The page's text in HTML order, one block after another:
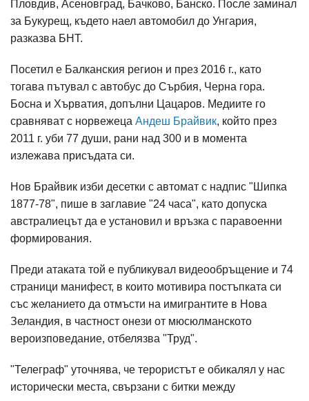
Пловдив, Асеновград, Бачково, Банско. После заминал
за Букурещ, където наел автомобил до Унгария,
разказва БНТ.
Посетил е Балканския регион и през 2016 г., като
тогава пътувал с автобус до Сърбия, Черна гора.
Босна и Хърватия, допълни Цацаров. Медиите го
сравняват с норвежеца Андеш Брайвик, който през
2011 г. уби 77 души, рани над 300 и в момента
излежава присъдата си.
Нов Брайвик изби десетки с автомат с надпис "Шипка
1877-78", пише в заглавие "24 часа", като допуска
австралиецът да е установил и връзка с паравоенни
формирования.
Преди атаката той е публикувал видеообръщение и 74
страници манифест, в които мотивира постъпката си
със желанието да отмъсти на имигрантите в Нова
Зеландия, в частност онези от мюсюлманското
вероизповедание, отбелязва "Труд".
"Телеграф" уточнява, че терористът е обикалял у нас
исторически места, свързани с битки между